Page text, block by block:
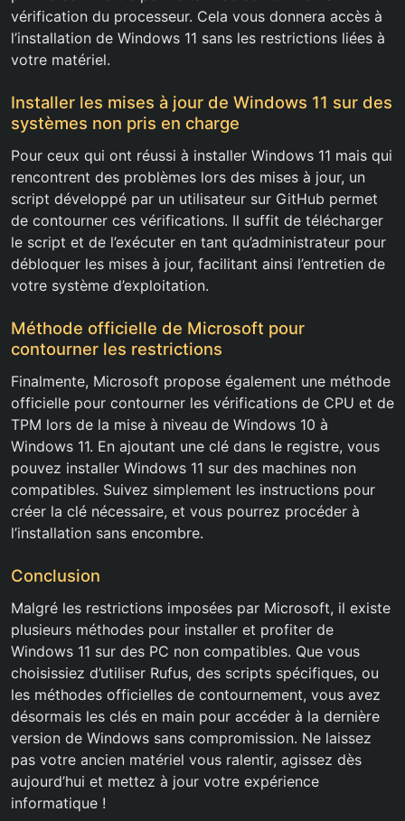
vérification du processeur. Cela vous donnera accès à
l’installation de Windows 11 sans les restrictions liées à
votre matériel.
Installer les mises à jour de Windows 11 sur des
systèmes non pris en charge
Pour ceux qui ont réussi à installer Windows 11 mais qui
rencontrent des problèmes lors des mises à jour, un
script développé par un utilisateur sur GitHub permet
de contourner ces vérifications. Il suffit de télécharger
le script et de l’exécuter en tant qu’administrateur pour
débloquer les mises à jour, facilitant ainsi l’entretien de
votre système d’exploitation.
Méthode officielle de Microsoft pour
contourner les restrictions
Finalmente, Microsoft propose également une méthode
officielle pour contourner les vérifications de CPU et de
TPM lors de la mise à niveau de Windows 10 à
Windows 11. En ajoutant une clé dans le registre, vous
pouvez installer Windows 11 sur des machines non
compatibles. Suivez simplement les instructions pour
créer la clé nécessaire, et vous pourrez procéder à
l’installation sans encombre.
Conclusion
Malgré les restrictions imposées par Microsoft, il existe
plusieurs méthodes pour installer et profiter de
Windows 11 sur des PC non compatibles. Que vous
choisissiez d’utiliser Rufus, des scripts spécifiques, ou
les méthodes officielles de contournement, vous avez
désormais les clés en main pour accéder à la dernière
version de Windows sans compromission. Ne laissez
pas votre ancien matériel vous ralentir, agissez dès
aujourd’hui et mettez à jour votre expérience
informatique !